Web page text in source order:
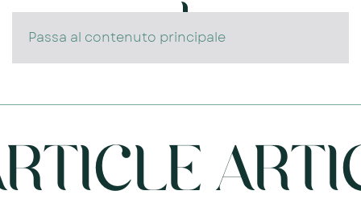
Passa al contenuto principale